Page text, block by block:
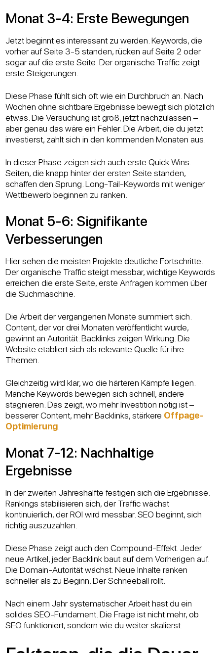
Monat 3-4: Erste Bewegungen
Jetzt beginnt es interessant zu werden. Keywords, die
vorher auf Seite 3-5 standen, rücken auf Seite 2 oder
sogar auf die erste Seite. Der organische Traffic zeigt
erste Steigerungen.
Diese Phase fühlt sich oft wie ein Durchbruch an. Nach
Wochen ohne sichtbare Ergebnisse bewegt sich plötzlich
etwas. Die Versuchung ist groß, jetzt nachzulassen –
aber genau das wäre ein Fehler. Die Arbeit, die du jetzt
investierst, zahlt sich in den kommenden Monaten aus.
In dieser Phase zeigen sich auch erste Quick Wins.
Seiten, die knapp hinter der ersten Seite standen,
schaffen den Sprung. Long-Tail-Keywords mit weniger
Wettbewerb beginnen zu ranken.
Monat 5-6: Signifikante
Verbesserungen
Hier sehen die meisten Projekte deutliche Fortschritte.
Der organische Traffic steigt messbar, wichtige Keywords
erreichen die erste Seite, erste Anfragen kommen über
die Suchmaschine.
Die Arbeit der vergangenen Monate summiert sich.
Content, der vor drei Monaten veröffentlicht wurde,
gewinnt an Autorität. Backlinks zeigen Wirkung. Die
Website etabliert sich als relevante Quelle für ihre
Themen.
Gleichzeitig wird klar, wo die härteren Kämpfe liegen.
Manche Keywords bewegen sich schnell, andere
stagnieren. Das zeigt, wo mehr Investition nötig ist –
besserer Content, mehr Backlinks, stärkere Offpage-
Optimierung.
Monat 7-12: Nachhaltige
Ergebnisse
In der zweiten Jahreshälfte festigen sich die Ergebnisse.
Rankings stabilisieren sich, der Traffic wächst
kontinuierlich, der ROI wird messbar. SEO beginnt, sich
richtig auszuzahlen.
Diese Phase zeigt auch den Compound-Effekt. Jeder
neue Artikel, jeder Backlink baut auf dem Vorherigen auf.
Die Domain-Autorität wächst. Neue Inhalte ranken
schneller als zu Beginn. Der Schneeball rollt.
Nach einem Jahr systematischer Arbeit hast du ein
solides SEO-Fundament. Die Frage ist nicht mehr, ob
SEO funktioniert, sondern wie du weiter skalierst.